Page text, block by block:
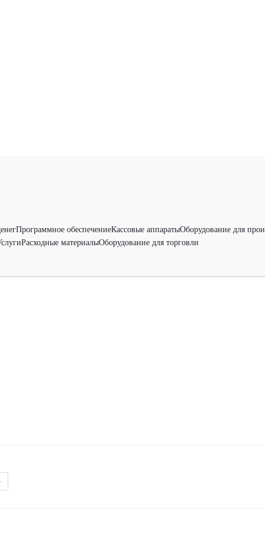
Программное обеспечениеКассовые аппаратыОборудование для
Расходные материалыОборудование для торговли
-